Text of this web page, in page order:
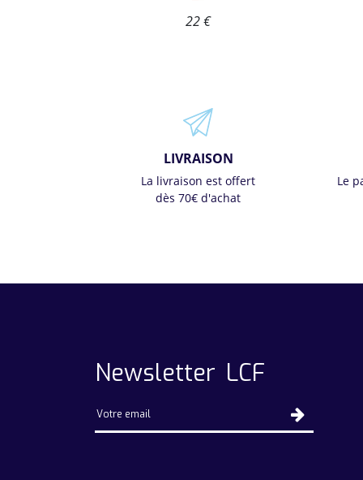
22 €
LIVRAISON
La livraison est offert
dès 70€ d'achat
Le
Newsletter LCF